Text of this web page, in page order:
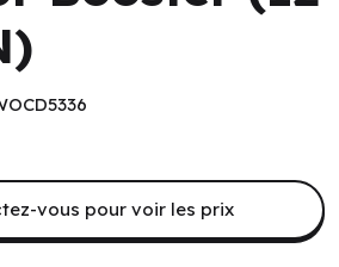
vous pour voir les prix